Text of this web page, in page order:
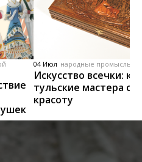
04 Июл народные промыслы,
Искусство всечки: как
тульские мастера
красоту